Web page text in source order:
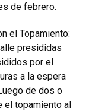
de febrero.
el Topamiento:
presididas
por el
a la espera
de dos o
el topamiento al